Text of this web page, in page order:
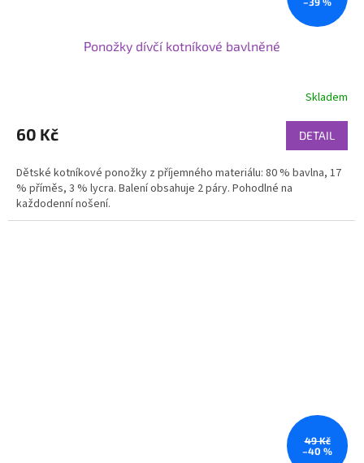
Ponožky dívčí kotníkové bavlněné
Skladem
60 Kč DETAIL
Dětské kotníkové ponožky z příjemného materiálu: 80 % bavlna, 17
% příměs, 3 % lycra. Balení obsahuje 2 páry. Pohodlné na
každodenní nošení.
49 Kč
–40 %